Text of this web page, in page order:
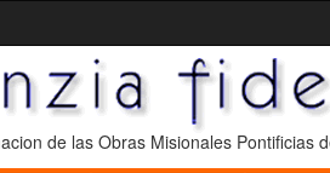
de las Obras Misionales Pontificias